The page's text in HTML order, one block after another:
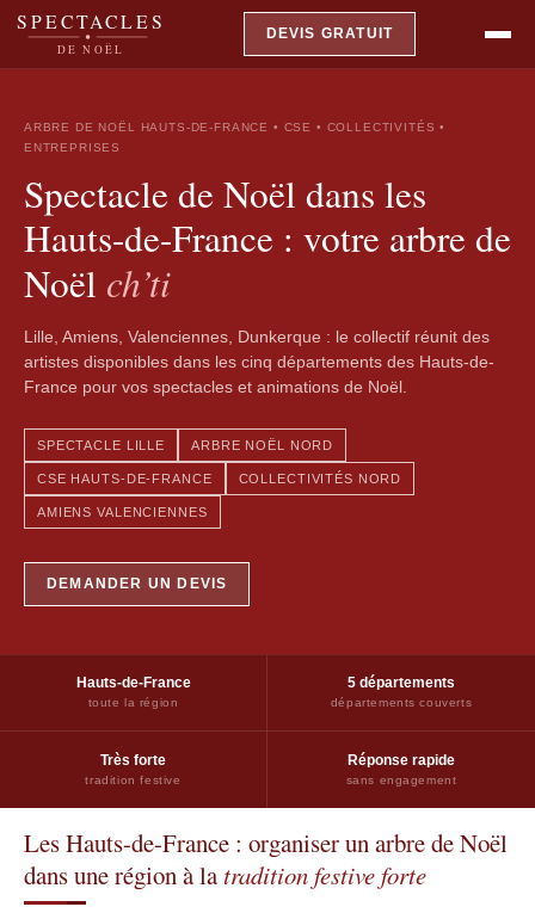
SPECTACLES
DE NOËL
DEVIS GRATUIT
ARBRE DE NOËL HAUTS-DE-FRANCE • CSE • COLLECTIVITÉS •
ENTREPRISES
Spectacle de Noël dans les
Hauts-de-France : votre arbre de
Noël ch’ti
Lille, Amiens, Valenciennes, Dunkerque : le collectif réunit des
artistes disponibles dans les cinq départements des Hauts-de-
France pour vos spectacles et animations de Noël.
SPECTACLE LILLE ARBRE NOËL NORD
CSE HAUTS-DE-FRANCE COLLECTIVITÉS NORD
AMIENS VALENCIENNES
DEMANDER UN DEVIS
Hauts-de-France
toute la région
5 départements
départements couverts
Très forte
tradition festive
Réponse rapide
sans engagement
Les Hauts-de-France : organiser un arbre de Noël
dans une région à latradition festive forte